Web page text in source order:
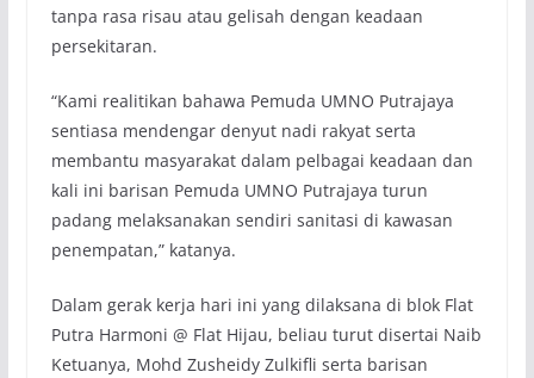
tanpa rasa risau atau gelisah dengan keadaan
persekitaran.
“Kami realitikan bahawa Pemuda UMNO Putrajaya
sentiasa mendengar denyut nadi rakyat serta
membantu masyarakat dalam pelbagai keadaan dan
kali ini barisan Pemuda UMNO Putrajaya turun
padang melaksanakan sendiri sanitasi di kawasan
penempatan,” katanya.
Dalam gerak kerja hari ini yang dilaksana di blok Flat
Putra Harmoni @ Flat Hijau, beliau turut disertai Naib
Ketuanya, Mohd Zusheidy Zulkifli serta barisan